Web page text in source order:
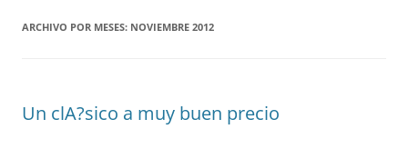
ARCHIVO POR MESES: NOVIEMBRE 2012
Un clA?sico a muy buen precio